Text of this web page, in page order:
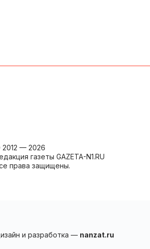
— 2026
газеты GAZETA-N1.RU
права защищены.
и разработка — nanzat.ru